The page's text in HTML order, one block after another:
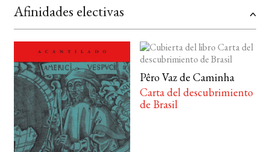
Afinidades electivas
Pêro Vaz de Caminha
Carta del descubrimiento
de Brasil